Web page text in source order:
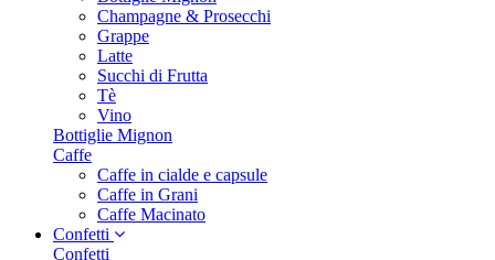
Champagne & Prosecchi
Grappe
Latte
Succhi di Frutta
Tè
Vino
Bottiglie Mignon
Caffe
Caffe in cialde e capsule
Caffe in Grani
Caffe Macinato
Confetti
Confetti